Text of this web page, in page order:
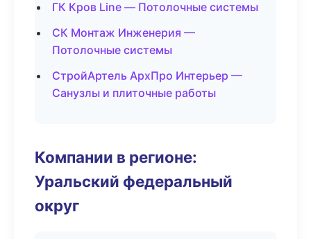
ГК Кров Line — Потолочные системы
СК Монтаж Инженерия —
Потолочные системы
СтройАртель АрхПро Интерьер —
Санузлы и плиточные работы
Компании в регионе:
Уральский федеральный
округ